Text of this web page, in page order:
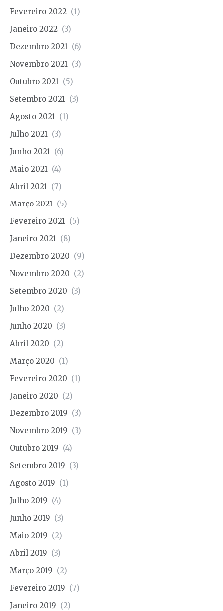
Fevereiro 2022 (1)
Janeiro 2022 (3)
Dezembro 2021 (6)
Novembro 2021 (3)
Outubro 2021 (5)
Setembro 2021 (3)
Agosto 2021 (1)
Julho 2021 (3)
Junho 2021 (6)
Maio 2021 (4)
Abril 2021 (7)
Março 2021 (5)
Fevereiro 2021 (5)
Janeiro 2021 (8)
Dezembro 2020 (9)
Novembro 2020 (2)
Setembro 2020 (3)
Julho 2020 (2)
Junho 2020 (3)
Abril 2020 (2)
Março 2020 (1)
Fevereiro 2020 (1)
Janeiro 2020 (2)
Dezembro 2019 (3)
Novembro 2019 (3)
Outubro 2019 (4)
Setembro 2019 (3)
Agosto 2019 (1)
Julho 2019 (4)
Junho 2019 (3)
Maio 2019 (2)
Abril 2019 (3)
Março 2019 (2)
Fevereiro 2019 (7)
Janeiro 2019 (2)